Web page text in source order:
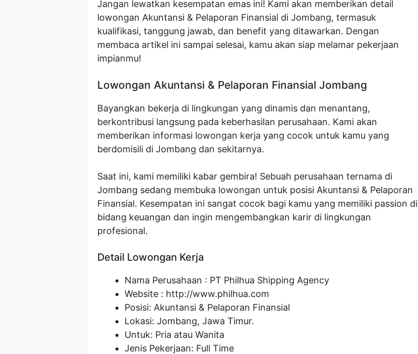
Jangan lewatkan kesempatan emas ini! Kami akan memberikan detail
lowongan Akuntansi & Pelaporan Finansial di Jombang, termasuk
kualifikasi, tanggung jawab, dan benefit yang ditawarkan. Dengan
membaca artikel ini sampai selesai, kamu akan siap melamar pekerjaan
impianmu!
Lowongan Akuntansi & Pelaporan Finansial Jombang
Bayangkan bekerja di lingkungan yang dinamis dan menantang,
berkontribusi langsung pada keberhasilan perusahaan. Kami akan
memberikan informasi lowongan kerja yang cocok untuk kamu yang
berdomisili di Jombang dan sekitarnya.
Saat ini, kami memiliki kabar gembira! Sebuah perusahaan ternama di
Jombang sedang membuka lowongan untuk posisi Akuntansi & Pelaporan
Finansial. Kesempatan ini sangat cocok bagi kamu yang memiliki passion di
bidang keuangan dan ingin mengembangkan karir di lingkungan
profesional.
Detail Lowongan Kerja
Nama Perusahaan : PT Philhua Shipping Agency
Website : http://www.philhua.com
Posisi: Akuntansi & Pelaporan Finansial
Lokasi: Jombang, Jawa Timur.
Untuk: Pria atau Wanita
Jenis Pekerjaan: Full Time